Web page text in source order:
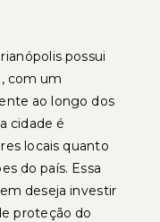
possui
com um
ao longo dos
cidade é
locais quanto
do país. Essa
deseja investir
proteção do